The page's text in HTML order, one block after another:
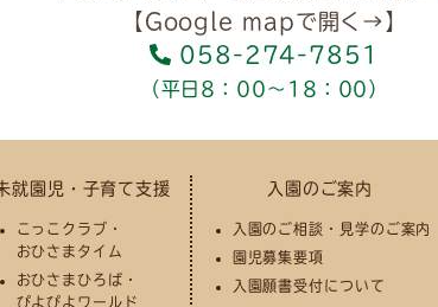
【Google mapで開く→】
058-274-7851
（平日8：00～18：00）
就園児・子育て支援
こっこクラブ・
おひさまタイム
おひさまひろば・
ぴよぴよワールド
入園のご案内
入園のご相談・見学のご案内
園児募集要項
入園願書受付について